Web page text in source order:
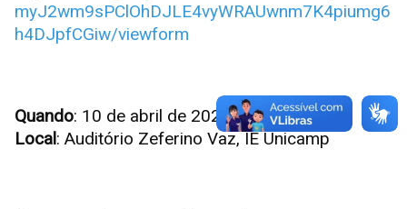
myJ2wm9sPClOhDJLE4vyWRAUwnm7K4piumg6
h4DJpfCGiw/viewform
Quando: 10 de abril de 2024
Local: Auditório Zeferino Vaz, IE Unicamp